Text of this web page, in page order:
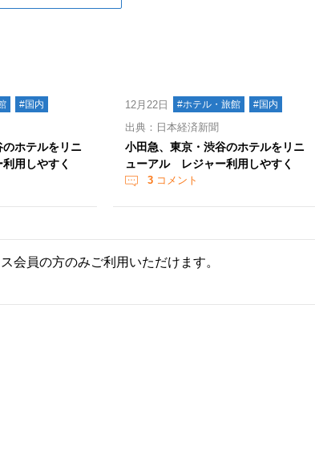
#国内
ホテルをリニ
用しやすく
12月22日 #ホテル・旅館 #国内
出典：日本経済新聞
小田急、東京・渋谷のホテルをリニ
ューアル レジャー利用しやすく
3 コメント
会員の方のみご利用いただけます。